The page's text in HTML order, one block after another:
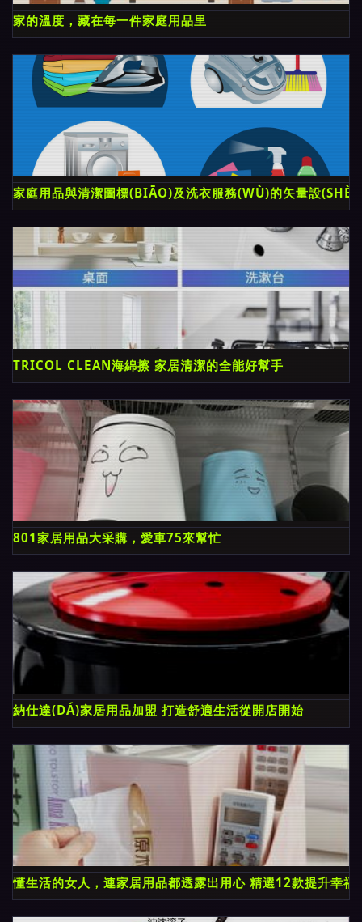
家的溫度，藏在每一件家庭用品里
家庭用品與清潔圖標(BIĀO)及洗衣服務(WÙ)的矢量設(SHÈ)
TRICOL CLEAN海綿擦 家居清潔的全能好幫手
801家居用品大采購，愛車75來幫忙
納仕達(DÁ)家居用品加盟 打造舒適生活從開店開始
懂生活的女人，連家居用品都透露出用心 精選12款提升幸福